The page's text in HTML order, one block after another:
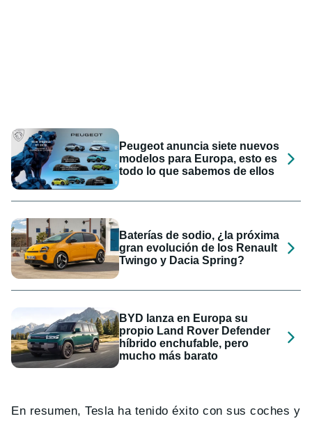
Peugeot anuncia siete nuevos
modelos para Europa, esto es
todo lo que sabemos de ellos
Baterías de sodio, ¿la próxima
gran evolución de los Renault
Twingo y Dacia Spring?
BYD lanza en Europa su
propio Land Rover Defender
híbrido enchufable, pero
mucho más barato
En resumen, Tesla ha tenido éxito con sus coches y